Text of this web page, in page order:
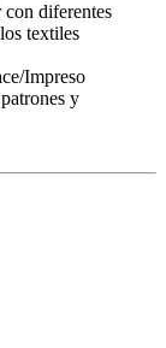
con diferentes
textiles
Impreso
y